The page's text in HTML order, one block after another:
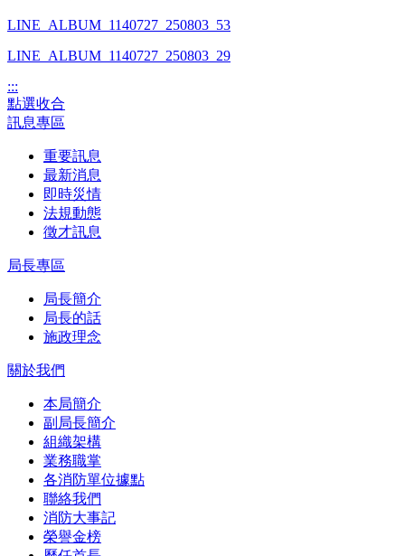
LINE_ALBUM_1140727_250803_53
LINE_ALBUM_1140727_250803_29
:::
點選收合
訊息專區
重要訊息
最新消息
即時災情
法規動態
徵才訊息
局長專區
局長簡介
局長的話
施政理念
關於我們
本局簡介
副局長簡介
組織架構
業務職掌
各消防單位據點
聯絡我們
消防大事記
榮譽金榜